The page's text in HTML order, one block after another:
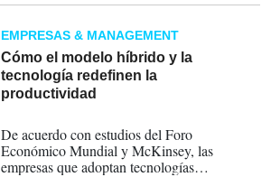
flexibles, por encima de factores que
dominaron la conversación en años
anteriores, como la pandemia o la reducción
de otros costos inmediatos.
EMPRESAS & MANAGEMENT
Cómo el modelo híbrido y la
tecnología redefinen la
productividad
De acuerdo con estudios del Foro
Económico Mundial y McKinsey, las
empresas que adoptan tecnologías